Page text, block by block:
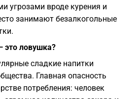
угрозами вроде курения и
занимают безалкогольные
это ловушка?
сладкие напитки
Главная опасность
потребления: человек